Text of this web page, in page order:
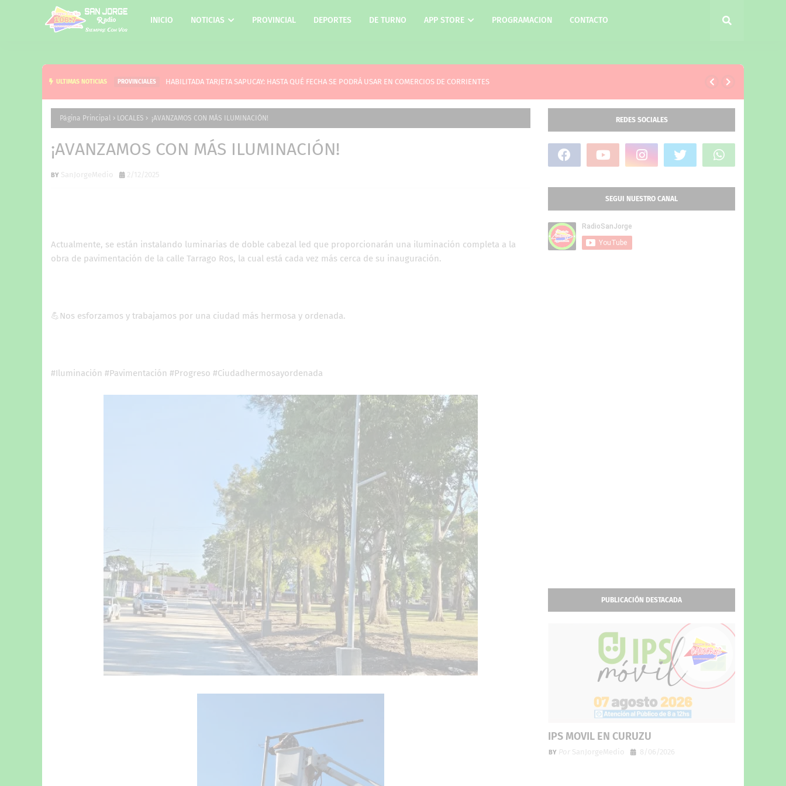
INICIO NOTICIAS PROVINCIAL DEPORTES DE TURNO APP STORE PROGRAMACION CONTACTO
ULTIMAS NOTICIAS PROVINCIALES PLUS UNIFICADO: ASÍ ES EL CRONOGRAMA DE PAGO PARA LOS ESTATALES DE CORRIENTES
Página Principal LOCALES ¡AVANZAMOS CON MÁS ILUMINACIÓN!
¡AVANZAMOS CON MÁS ILUMINACIÓN!
SanJorgeMedio 2/12/2025
Actualmente, se están instalando luminarias de doble cabezal led que proporcionarán una iluminación completa a la
obra de pavimentación de la calle Tarrago Ros, la cual está cada vez más cerca de su inauguración.
💪Nos esforzamos y trabajamos por una ciudad más hermosa y ordenada.
#Iluminación #Pavimentación #Progreso #Ciudadhermosayordenada
REDES SOCIALES
SEGUI NUESTRO CANAL
PUBLICACIÓN DESTACADA
IPS MOVIL EN CURUZU
Por SanJorgeMedio 8/06/2026